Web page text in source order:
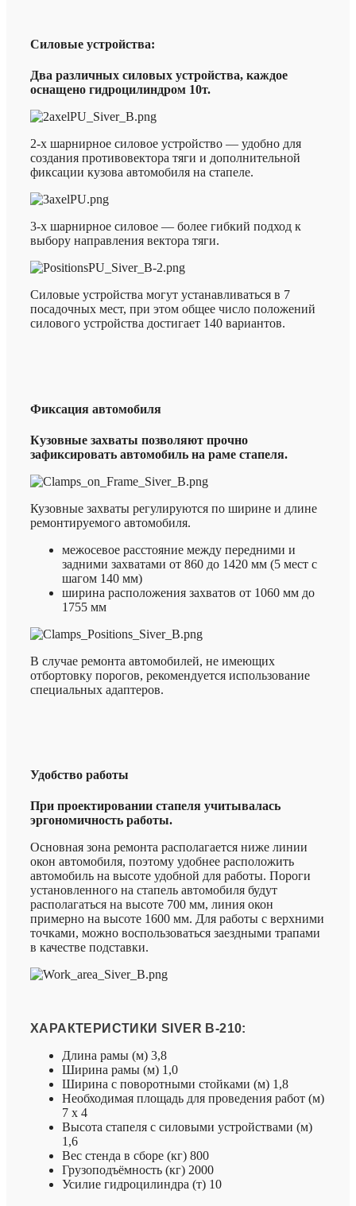
Силовые устройства:
Два различных силовых устройства, каждое
оснащено гидроцилиндром 10т.
2-х шарнирное силовое устройство — удобно для
создания противовектора тяги и дополнительной
фиксации кузова автомобиля на стапеле.
3-х шарнирное силовое — более гибкий подход к
выбору направления вектора тяги.
Силовые устройства могут устанавливаться в 7
посадочных мест, при этом общее число положений
силового устройства достигает 140 вариантов.
Фиксация автомобиля
Кузовные захваты позволяют прочно
зафиксировать автомобиль на раме стапеля.
Кузовные захваты регулируются по ширине и длине
ремонтируемого автомобиля.
межосевое расстояние между передними и
задними захватами от 860 до 1420 мм (5 мест с
шагом 140 мм)
ширина расположения захватов от 1060 мм до
1755 мм
В случае ремонта автомобилей, не имеющих
отбортовку порогов, рекомендуется использование
специальных адаптеров.
Удобство работы
При проектировании стапеля учитывалась
эргономичность работы.
Основная зона ремонта располагается ниже линии
окон автомобиля, поэтому удобнее расположить
автомобиль на высоте удобной для работы. Пороги
установленного на стапель автомобиля будут
располагаться на высоте 700 мм, линия окон
примерно на высоте 1600 мм. Для работы с верхними
точками, можно воспользоваться заездными трапами
в качестве подставки.
ХАРАКТЕРИСТИКИ SIVER B-210:
Длина рамы (м) 3,8
Ширина рамы (м) 1,0
Ширина с поворотными стойками (м) 1,8
Необходимая площадь для проведения работ (м)
7 х 4
Высота стапеля с силовыми устройствами (м)
1,6
Вес стенда в сборе (кг) 800
Грузоподъёмность (кг) 2000
Усилие гидроцилиндра (т) 10